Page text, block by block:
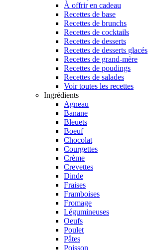
À offrir en cadeau
Recettes de base
Recettes de brunchs
Recettes de cocktails
Recettes de desserts
Recettes de desserts glacés
Recettes de grand-mère
Recettes de poudings
Recettes de salades
Voir toutes les recettes
Ingrédients
Agneau
Banane
Bleuets
Boeuf
Chocolat
Courgettes
Crème
Crevettes
Dinde
Fraises
Framboises
Fromage
Légumineuses
Oeufs
Poulet
Pâtes
Poisson